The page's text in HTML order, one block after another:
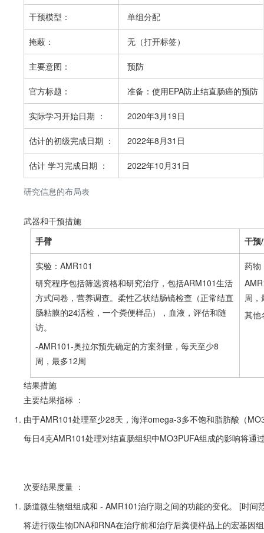
研究信息的布局表
干预模型： 单组分配
掩蔽： 无（打开标签）
主要意图： 预防
官方标题： 准备：使用EPA防止结直肠癌的预防
实际学习开始日期 ： 2020年3月19日
估计的初级完成日期 ： 2022年8月31日
估计 学习完成日期 ： 2022年10月31日
武器和干预措施
手臂
干预
实验：AMR101
研究程序包括筛选资格和研究治疗，包括ARM101生活
方式问卷，营养调查。柔性乙状结肠镜检查（正常结直
肠粘膜的24活检，一个粪便样品），血液，评估和随
访。
-AMR101-奥拉尔预先确定的方案剂量，每天至少8
周，最多12周
药物
周，
其他
结果措施
主要结果指标 ：
由于AMR101处理至少28天，海洋omega-3多不饱和脂肪酸（
每日4克AMR101处理对结直肠组织中MO3PUFA组成的影响将通
次要结果度量 ：
肠道微生物组组成和 - AMR101治疗期之间的功能的变化。 [时间
将进行微生物DNA和RNA在治疗前和治疗后粪便样品上的宏基因